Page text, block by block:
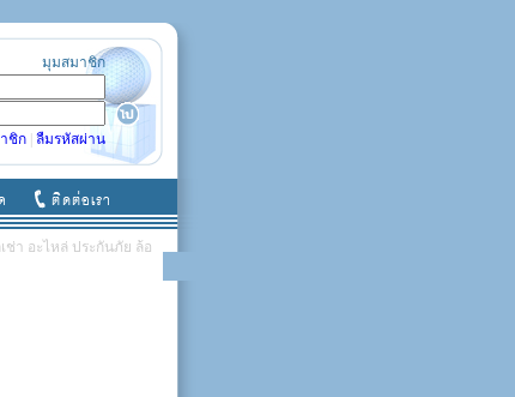
มุมสมาชิก
ชิก ลืมรหัสผ่าน
ช่า อะไหล่ ประกันภัย ล้อ